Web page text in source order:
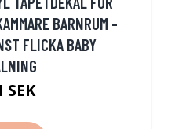
BARNRUM -
FLICKA BABY
SEK